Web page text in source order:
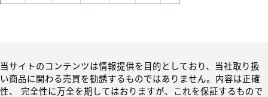
当サイトのコンテンツは情報提供を目的としており、当社取り扱
い商品に関わる売買を勧誘するものではありません。内容は正確
性、 完全性に万全を期してはおりますが、これを保証するもので